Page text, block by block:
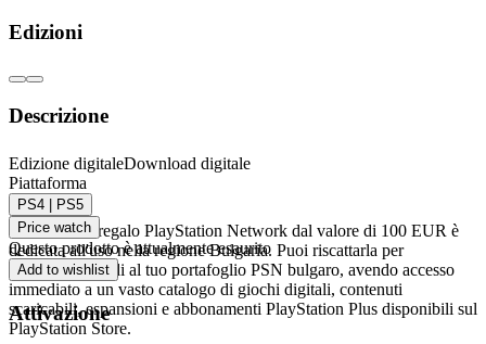
Edizioni
Descrizione
Carta regalo PlayStation Network 100 EUR (BG)
- PSN BULGARIA
Questa carta regalo PlayStation Network dal valore di 100 EUR è
dedicata all'uso nella regione Bulgaria. Puoi riscattarla per
aggiungere fondi al tuo portafoglio PSN bulgaro, avendo accesso
immediato a un vasto catalogo di giochi digitali, contenuti
scaricabili, espansioni e abbonamenti PlayStation Plus disponibili sul
PlayStation Store.
Edizione digitaleDownload digitale
Piattaforma
PS4 | PS5
Price watch
Questo prodotto è attualmente esaurito
Add to wishlist
Attivazione